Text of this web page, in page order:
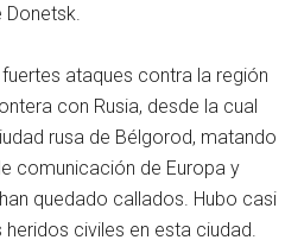
ataques contra la región
con Rusia, desde la cual
rusa de Bélgorod, matando
comunicación de Europa y
quedado callados. Hubo casi
civiles en esta ciudad.